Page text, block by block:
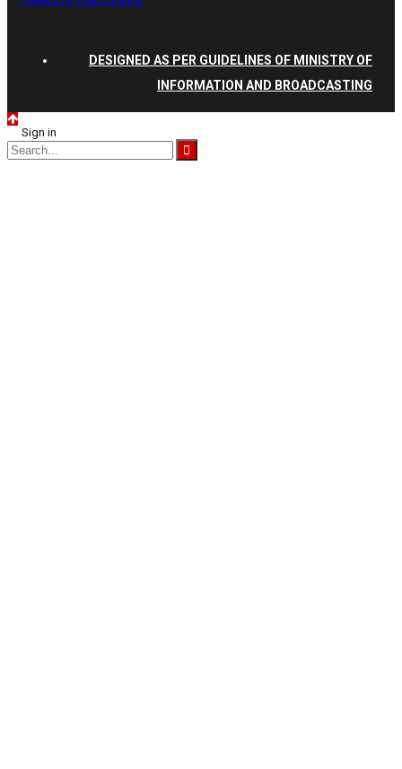
DESIGNED AS PER GUIDELINES OF MINISTRY OF
INFORMATION AND BROADCASTING
Sign in